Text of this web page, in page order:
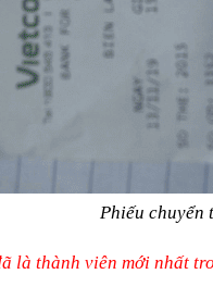
Phiếu chuyển
là thành viên mới nhất